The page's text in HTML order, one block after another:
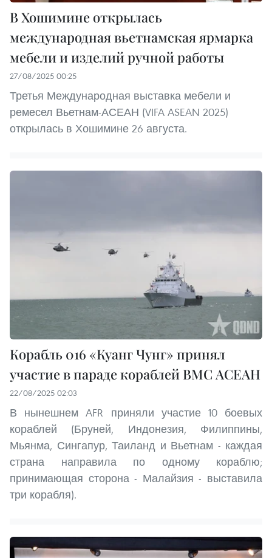
В Хошимине открылась
международная вьетнамская ярмарка
мебели и изделий ручной работы
27/08/2025 00:25
Третья Международная выставка мебели и
ремесел Вьетнам-АСЕАН (VIFA ASEAN 2025)
открылась в Хошимине 26 августа.
Корабль 016 «Куанг Чунг» принял
участие в параде кораблей ВМС АСЕАН
22/08/2025 02:03
В нынешнем AFR приняли участие 10 боевых
кораблей (Бруней, Индонезия, Филиппины,
Мьянма, Сингапур, Таиланд и Вьетнам - каждая
страна направила по одному кораблю;
принимающая сторона - Малайзия - выставила
три корабля).